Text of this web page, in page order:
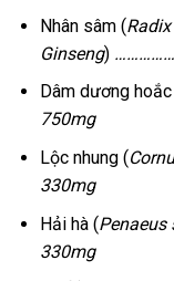
Nhân sâm (Radix
Ginseng)
Dâm dương hoắc
750mg
Lộc nhung (
330mg
Hải hà (Penaeus
330mg